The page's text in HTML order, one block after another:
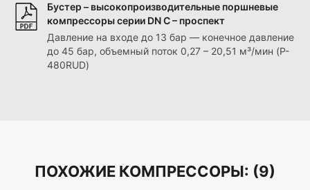
Бустер – высокопроизводительные поршневые
компрессоры серии DN C – проспект
Давление на входе до 13 бар — конечное давление
до 45 бар, объемный поток 0,27 – 20,51 м³/мин (P-
480RUD)
ПОХОЖИЕ КОМПРЕССОРЫ: (9)